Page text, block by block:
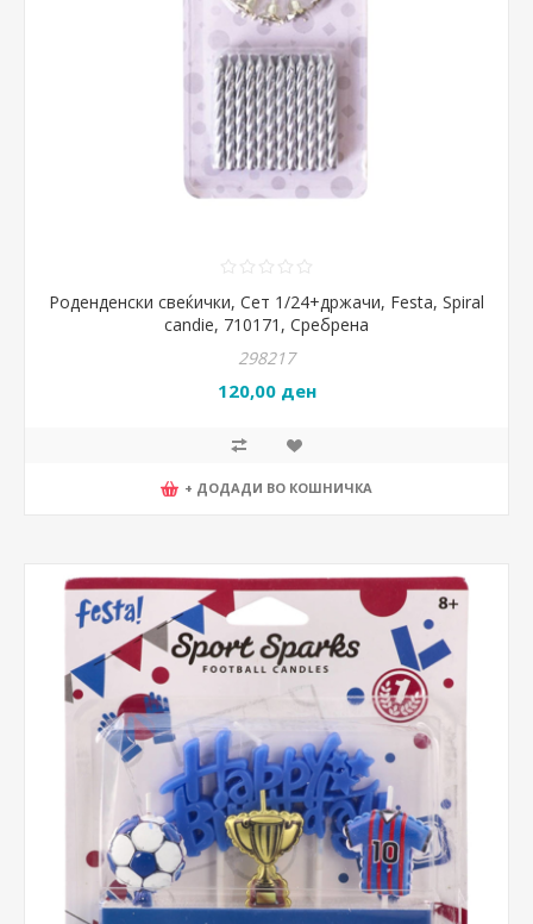
Роденденски свеќички, Сет 1/24+држачи, Festa, Spiral
candie, 710171, Сребрена
298217
120,00 ден
+ ДОДАДИ ВО КОШНИЧКА